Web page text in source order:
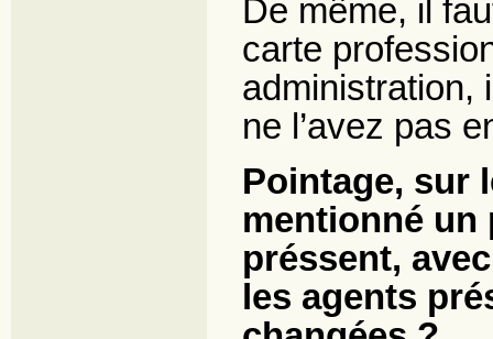
De même, il
carte
administration,
ne l’avez pas
Pointage, sur
mentionné un
préssent,
les agents